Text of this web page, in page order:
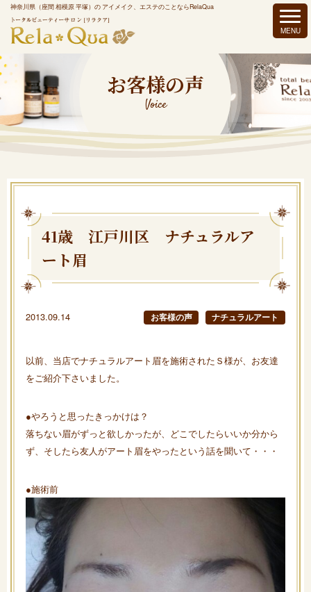
神奈川県（座間 相模原 平塚）の アイメイク、エステのことならRelaQua
お客様の声
Voice
41歳 江戸川区 ナチュラルア
ート眉
2013.09.14 お客様の声 ナチュラルアート
以前、当店でナチュラルアート眉を施術されたＳ様が、お友達
をご紹介下さいました。
●やろうと思ったきっかけは？
落ちない眉がずっと欲しかったが、どこでしたらいいか分から
ず、そしたら友人がアート眉をやったという話を聞いて・・・
●施術前